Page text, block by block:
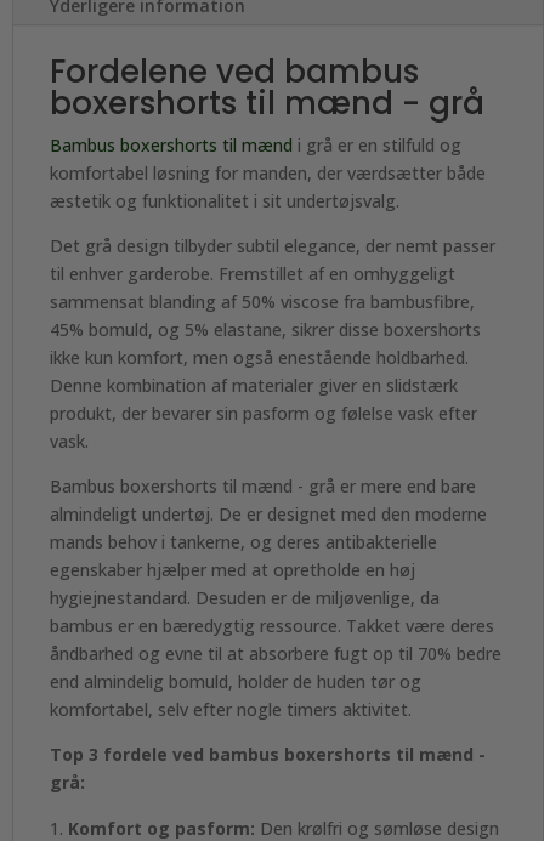
Yderligere information
Fordelene ved bambus
boxershorts til mænd - grå
Bambus boxershorts til mænd i grå er en stilfuld og
komfortabel løsning for manden, der værdsætter både
æstetik og funktionalitet i sit undertøjsvalg.
Det grå design tilbyder subtil elegance, der nemt passer
til enhver garderobe. Fremstillet af en omhyggeligt
sammensat blanding af 50% viscose fra bambusfibre,
45% bomuld, og 5% elastane, sikrer disse boxershorts
ikke kun komfort, men også enestående holdbarhed.
Denne kombination af materialer giver en slidstærk
produkt, der bevarer sin pasform og følelse vask efter
vask.
Bambus boxershorts til mænd - grå er mere end bare
almindeligt undertøj. De er designet med den moderne
mands behov i tankerne, og deres antibakterielle
egenskaber hjælper med at opretholde en høj
hygiejnestandard. Desuden er de miljøvenlige, da
bambus er en bæredygtig ressource. Takket være deres
åndbarhed og evne til at absorbere fugt op til 70% bedre
end almindelig bomuld, holder de huden tør og
komfortabel, selv efter nogle timers aktivitet.
Top 3 fordele ved bambus boxershorts til mænd -
grå:
Komfort og pasform: Den krølfri og sømløse design